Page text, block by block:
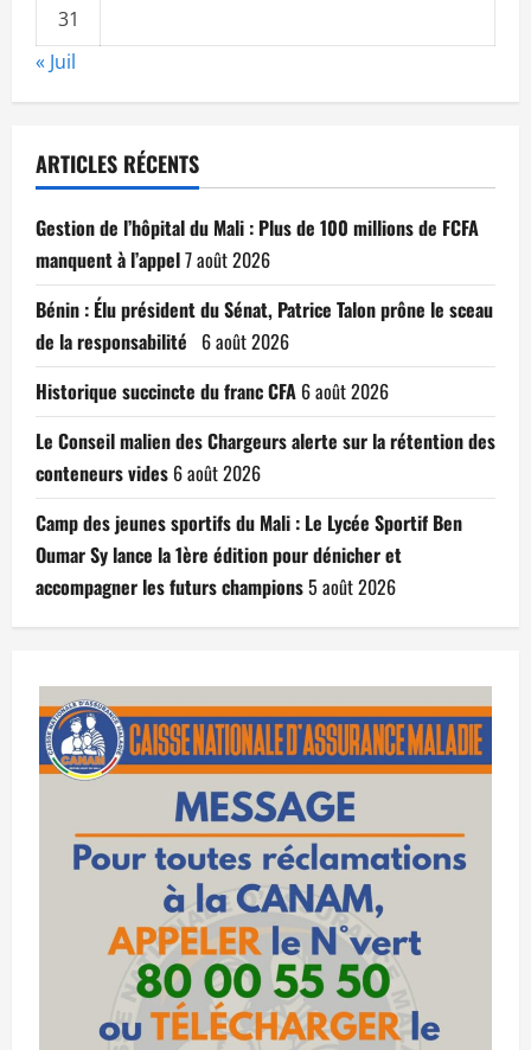
31
« Juil
ARTICLES RÉCENTS
Gestion de l’hôpital du Mali : Plus de 100 millions de FCFA
manquent à l’appel7 août 2026
Bénin : Élu président du Sénat, Patrice Talon prône le sceau
de la responsabilité 6 août 2026
Historique succincte du franc CFA 6 août 2026
Le Conseil malien des Chargeurs alerte sur la rétention des
conteneurs vides 6 août 2026
Camp des jeunes sportifs du Mali : Le Lycée Sportif Ben
Oumar Sy lance la 1ère édition pour dénicher et
accompagner les futurs champions5 août 2026